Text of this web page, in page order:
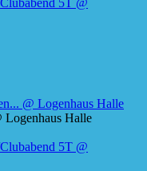
@ Logenhaus Halle
Logenhaus Halle